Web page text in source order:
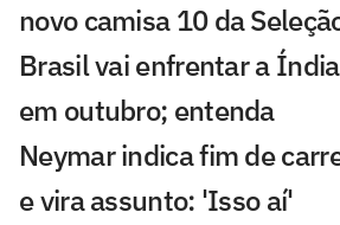
novo camisa 10 da
Brasil vai enfrentar a
em outubro; entenda
Neymar indica fim de
e vira assunto: 'Isso aí'